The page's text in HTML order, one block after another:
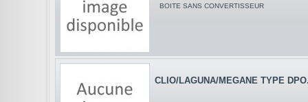
BOITE SANS CONVERTISSEUR
CLIO/LAGUNA/MEGANE TYPE